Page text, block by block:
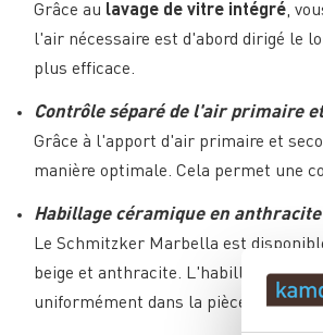
Grâce au lavage de vitre intégré,
l'air nécessaire est d'abord dirigé le
plus efficace.
Contrôle séparé de l'air primaire
Grâce à l'apport d'air primaire et
manière optimale. Cela permet une
Habillage céramique en anthracite
Le Schmitzker Marbella est
beige et anthracite. L'habillage
uniformément dans la pièce.